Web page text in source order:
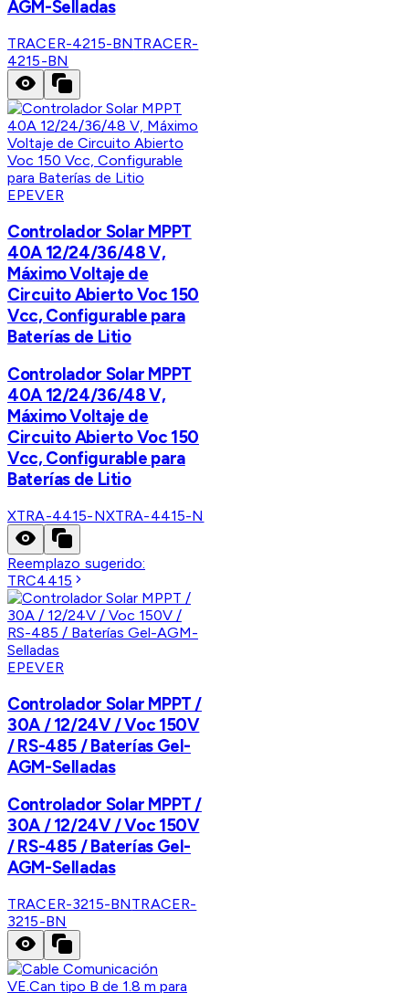
AGM-Selladas
TRACER-4215-BNTRACER-
4215-BN
EPEVER
Controlador Solar MPPT
40A 12/24/36/48 V,
Máximo Voltaje de
Circuito Abierto Voc 150
Vcc, Configurable para
Baterías de Litio
Controlador Solar MPPT
40A 12/24/36/48 V,
Máximo Voltaje de
Circuito Abierto Voc 150
Vcc, Configurable para
Baterías de Litio
XTRA-4415-NXTRA-4415-N
Reemplazo sugerido:
TRC4415
EPEVER
Controlador Solar MPPT /
30A / 12/24V / Voc 150V
/ RS-485 / Baterías Gel-
AGM-Selladas
Controlador Solar MPPT /
30A / 12/24V / Voc 150V
/ RS-485 / Baterías Gel-
AGM-Selladas
TRACER-3215-BNTRACER-
3215-BN